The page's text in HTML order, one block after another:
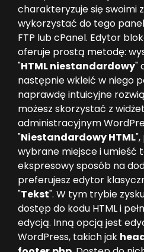
charakteryzuje się swoimi
wykorzystać do tego
FTP lub cPanel. Edytor
oferuje prostą metodę:
"HTML niestandardowy"
następnie wkleić w niego
naprawdę intuicyjne
możesz skorzystać z
administracyjnym
"Niestandardowy HTML
wybrane miejsce i umieść
ekspresowy sposób na
preferujesz edytor
"Tekst". W tym trybie
dostęp do kodu HTML i
edycją. Inną opcją jest
WordPress, takich jak